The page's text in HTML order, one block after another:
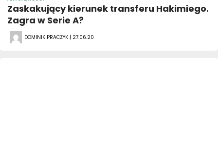
Zaskakujący kierunek transferu Hakimiego.
Zagra w Serie A?
DOMINIK PRACZYK | 27.06.20